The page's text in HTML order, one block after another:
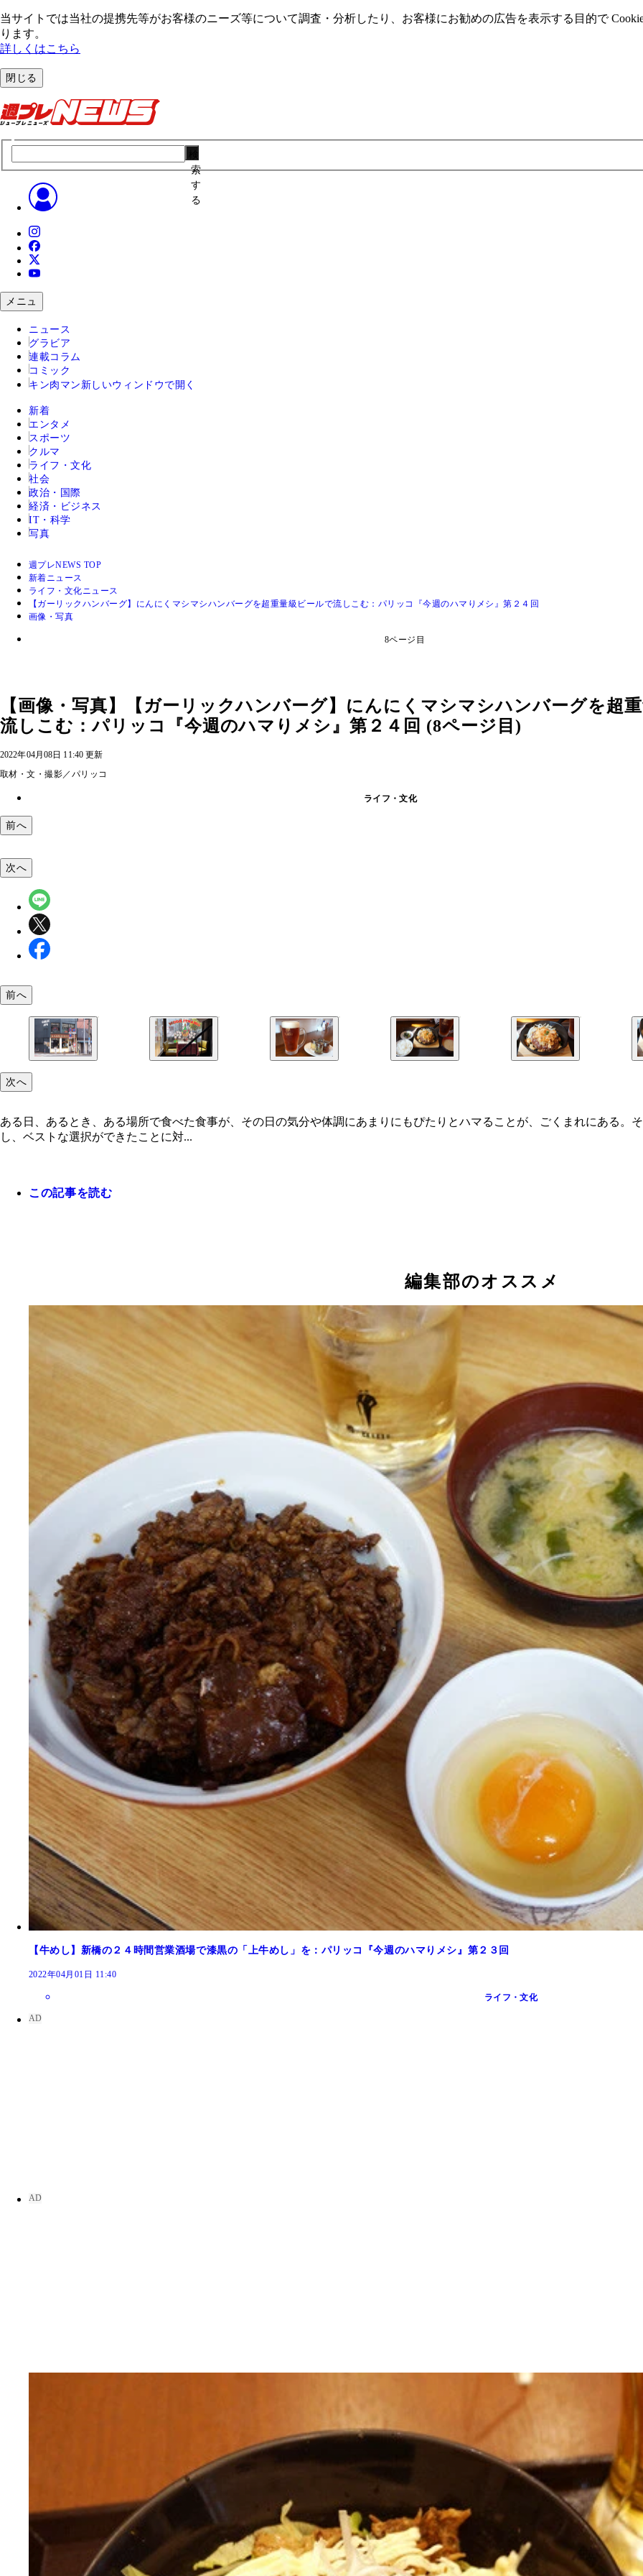
当サイトでは当社の提携先等がお客様のニーズ等について調査・分析したり、お客様にお勧めの広告を表⽰する⽬的で
ります。
詳しくはこちら
閉じる
索
す
る
メニュ
ニュース
グラビア
連載コラム
コミック
キン肉マン 新しいウィンドウで開く
新着
エンタメ
スポーツ
クルマ
ライフ・文化
社会
政治・国際
経済・ビジネス
IT・科学
写真
週プレNEWS TOP
新着ニュース
ライフ・文化ニュース
【ガーリックハンバーグ】にんにくマシマシハンバーグを超重量級ビールで流しこむ：パリッコ『今週のハマりメシ』第２４回
画像・写真
8ページ目
【画像・写真】【ガーリックハンバーグ】にんにくマシマシハンバーグを超
流しこむ：パリッコ『今週のハマりメシ』第２４回 (8ページ目)
2022年04月08日 11:40 更新
取材・文・撮影／パリッコ
ライフ・文化
前へ
「ＧＡＲＬＩＣ ＪＯ’Ｓ 元町店」
にんにくモチーフだらけの店内
「琥珀エビス《樽生》」ＬＡＲＧＥ（６３５ｍｌ）
「ＪＯ’Ｓ特製ガーリックハンバーグ御膳 ２００ｇ」（１１８０円）
４種のオリジナル薬味
次へ
前へ
次へ
ある日、あるとき、ある場所で食べた食事が、その日の気分や体調にあまりにもぴたりとハマることが、ごくまれにある。
し、ベストな選択ができたことに対...
この記事を読む
編集部のオススメ
【牛めし】新橋の２４時間営業酒場で漆黒の「上牛めし」を：パリッコ『今週のハマりメシ』第２３回
2022年04月01日 11:40
ライフ・文化